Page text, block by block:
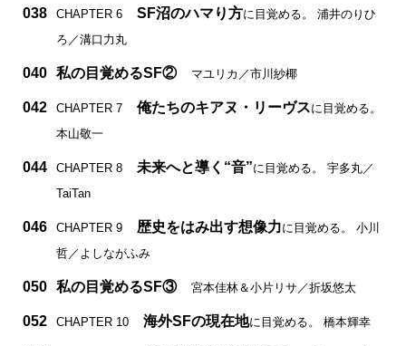
038 CHAPTER 6 SF沼のハマり方に目覚める。 浦井のりひ
ろ／溝口力丸
040 私の目覚めるSF② マユリカ／市川紗椰
042 CHAPTER 7 俺たちのキアヌ・リーヴスに目覚める。
本山敬一
044 CHAPTER 8 未来へと導く“音”に目覚める。 宇多丸／
TaiTan
046 CHAPTER 9 歴史をはみ出す想像力に目覚める。 小川
哲／よしながふみ
050 私の目覚めるSF③ 宮本佳林＆小片リサ／折坂悠太
052 CHAPTER 10 海外SFの現在地に目覚める。 橋本輝幸